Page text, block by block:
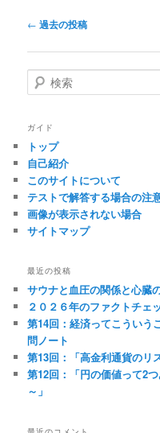
投
ナ
ビ
ゲ
シ
ョ
ン
← 過去の投稿
検
索
ガイド
トップ
自己紹介
このサイトについて
テストで解答する場合の注
画像が表示されない場合
サイトマップ
最近の投稿
サウナと血圧の関係と心臓
２０２６年のファクトチェ
第14回：経済ってこういう
問ノート
第13回：「高金利通貨のリ
第12回：「円の価値って2
～」